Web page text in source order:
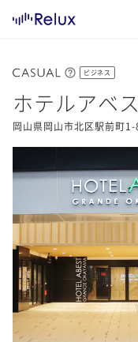
ビジネス
ホテルアベ
岡山県岡山市北区駅前町